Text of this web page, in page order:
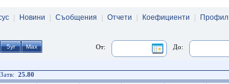
Новини Съобщения Отчети Коефициенти Профил
До:
От:
Затв: 25.80